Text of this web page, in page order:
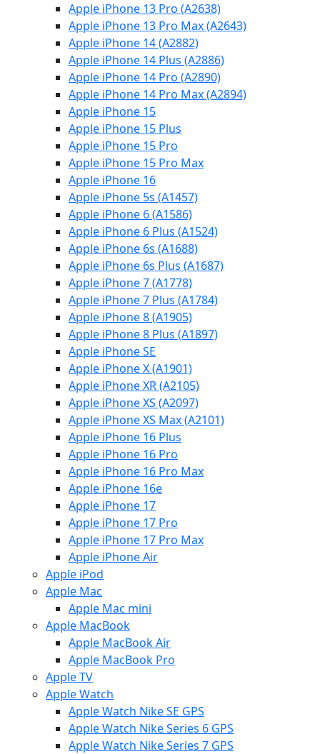
Apple iPhone 13 Pro (A2638)
Apple iPhone 13 Pro Max (A2643)
Apple iPhone 14 (A2882)
Apple iPhone 14 Plus (A2886)
Apple iPhone 14 Pro (A2890)
Apple iPhone 14 Pro Max (A2894)
Apple iPhone 15
Apple iPhone 15 Plus
Apple iPhone 15 Pro
Apple iPhone 15 Pro Max
Apple iPhone 16
Apple iPhone 5s (A1457)
Apple iPhone 6 (A1586)
Apple iPhone 6 Plus (A1524)
Apple iPhone 6s (A1688)
Apple iPhone 6s Plus (A1687)
Apple iPhone 7 (A1778)
Apple iPhone 7 Plus (A1784)
Apple iPhone 8 (A1905)
Apple iPhone 8 Plus (A1897)
Apple iPhone SE
Apple iPhone X (A1901)
Apple iPhone XR (A2105)
Apple iPhone XS (A2097)
Apple iPhone XS Max (A2101)
Apple iPhone 16 Plus
Apple iPhone 16 Pro
Apple iPhone 16 Pro Max
Apple iPhone 16e
Apple iPhone 17
Apple iPhone 17 Pro
Apple iPhone 17 Pro Max
Apple iPhone Air
Apple iPod
Apple Mac
Apple Mac mini
Apple MacBook
Apple MacBook Air
Apple MacBook Pro
Apple TV
Apple Watch
Apple Watch Nike SE GPS
Apple Watch Nike Series 6 GPS
Apple Watch Nike Series 7 GPS